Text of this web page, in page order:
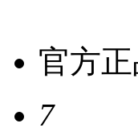
官方
7